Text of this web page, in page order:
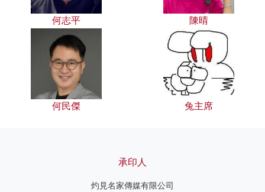
何志平 陳晴
何民傑 兔主席
承印人
灼見名家傳媒有限公司